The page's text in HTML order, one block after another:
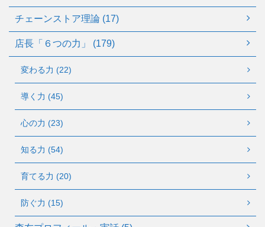
チェーンストア理論 (17)
店長「６つの力」 (179)
変わる力 (22)
導く力 (45)
心の力 (23)
知る力 (54)
育てる力 (20)
防ぐ力 (15)